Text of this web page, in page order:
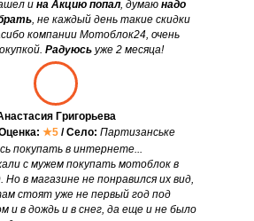
покупать в интернете...
с мужем покупать мотоблок в
Но в магазине не понравился их вид,
стоят уже не первый год под
и в дождь и в снег, да еще и не было
Григорьева
★5 / Село: Партизанське
и на Акцию попал, думаю надо
, не каждый день такие скидки
компании Мотоблок24, очень
Радуюсь уже 2 месяца!